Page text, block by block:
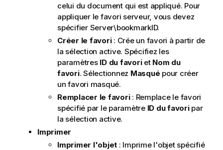
celui du document qui est appliqué. Pour
appliquer le favori serveur, vous devez
spécifier Server\bookmarkID.
Créer le favori: Crée un favori à partir de
la sélection active. Spécifiez les
paramètres ID du favoriet Nom du
favori. Sélectionnez Masqué pour créer
un favori masqué.
Remplacer le favori: Remplace le favori
spécifié par le paramètre ID du favoripar
la sélection active.
Imprimer
Imprimer l'objet : Imprime l'objet spécifié